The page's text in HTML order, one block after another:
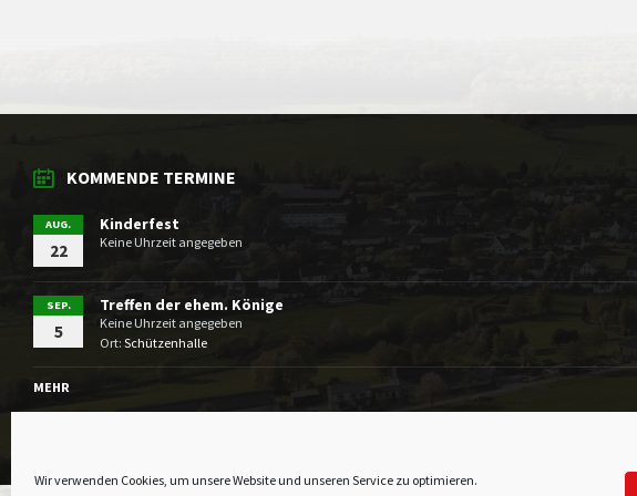
Wir verwenden Cookies, um unsere Website und unseren Service zu optimieren.
KOMMENDE TERMINE
AUG.
22
Kinderfest
Keine Uhrzeit angegeben
SEP.
5
Treffen der ehem. Könige
Keine Uhrzeit angegeben
Ort: Schützenhalle
MEHR